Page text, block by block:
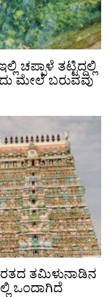
ಚಪ್ಪಾಳೆ ತಟ್ಟಿದ್ದಲ್ಲಿ
ಮೇಲೆ ಬರುವವು
ತಮಿಳುನಾಡಿನ
ಒಂದಾಗಿದೆ